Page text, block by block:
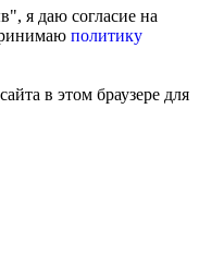
я даю согласие на
политику
в этом браузере для